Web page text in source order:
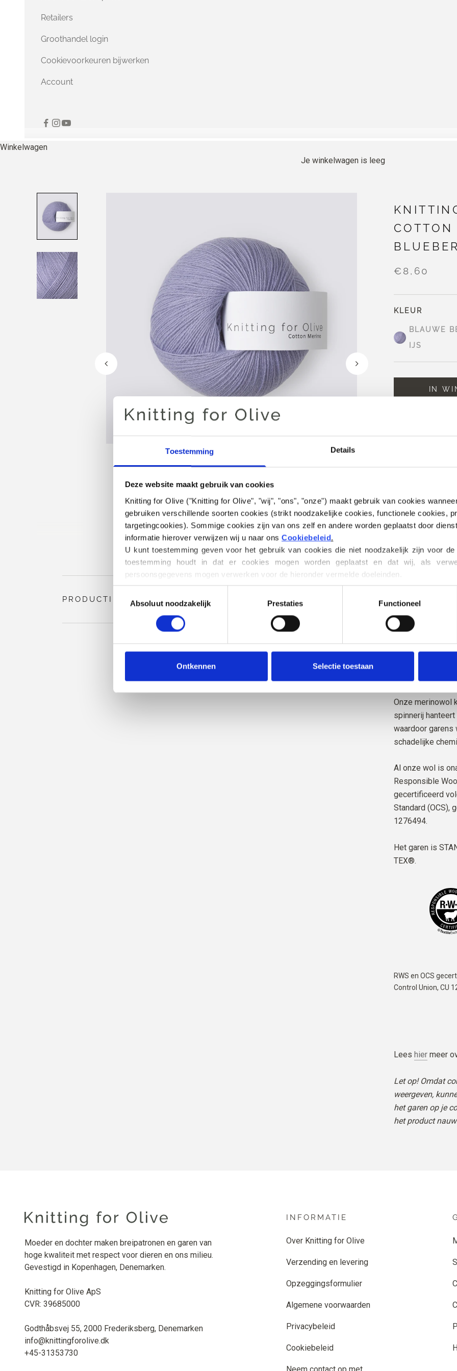
Toestemming Details
Deze website maakt gebruik van cookies
Knitting for Olive ("Knitting for Olive", "wij", "ons", "onze") maakt gebruik van cookies
gebruiken verschillende soorten cookies (strikt noodzakelijke cookies, functionele cookies,
targetingcookies). Sommige cookies zijn van ons zelf en andere worden geplaatst door
informatie hierover verwijzen wij u naar ons Cookiebeleid.
U kunt toestemming geven voor het gebruik van cookies die niet noodzakelijk zijn voor
toestemming houdt in dat er cookies mogen worden geplaatst en dat wij, als
persoonsgegevens mogen verwerken voor de hieronder vermelde doeleinden.
U kunt uw toestemming te allen tijde wijzigen of intrekken via ons Cookiebeleid, waar u
het blokkeren en verwijderen van cookies.
selecteren
Absoluut noodzakelijk Prestaties Functioneel
Ontkennen Selectie toestaan
Retailers
Groothandel login
Cookievoorkeuren bijwerken
Account
Winkelwagen
Je winkelwagen is leeg
€8,60
KLEUR
BLAUWE
IJS
IN
Bestellingen
dezelfde dag
Blueberry Ice
neutraal-koele
luchtige
karakter.
Kleurenseizoen
Knitting for
mengsel van
RWS-
veerkracht en
onze Cotton
garen is dat het
Onze merinowol
spinnerij
waardoor garens
schadelijke
Al onze wol is
Responsible
gecertificeerd
Standard (OCS),
1276494.
Het garen is
TEX®.
RWS en OCS
Control Union, CU
Lees hier meer
Let op! Omdat
weergeven,
het garen op je
het product
PRODUCTINFORMATIE
Moeder en dochter maken breipatronen en garen van
hoge kwaliteit met respect voor dieren en ons milieu.
Gevestigd in Kopenhagen, Denemarken.
Knitting for Olive ApS
CVR: 39685000
Godthåbsvej 55, 2000 Frederiksberg, Denemarken
info@knittingforolive.dk
+45-31353730
INFORMATIE
Over Knitting for Olive
Verzending en levering
Opzeggingsformulier
Algemene voorwaarden
Privacybeleid
Cookiebeleid